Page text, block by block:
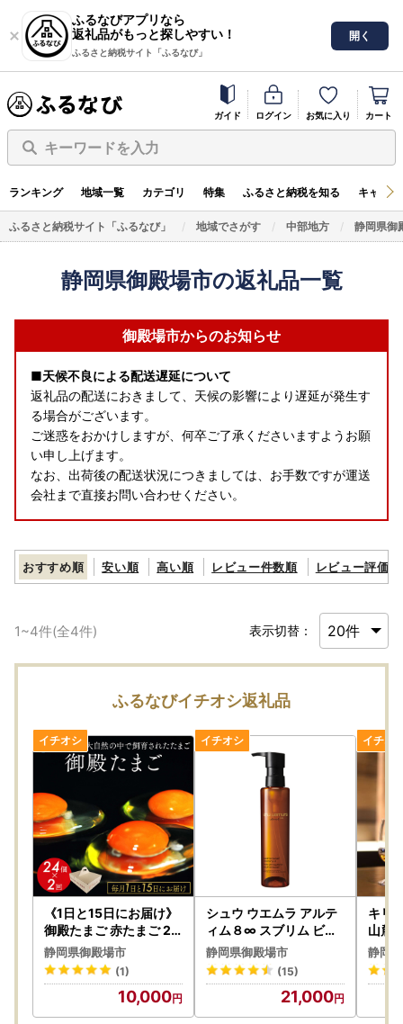
ふるなびアプリなら
返礼品がもっと探しやすい！
ふるさと納税サイト「ふるなび」
開く
ガイド ログイン お気に入り カート
キーワードを入力
ランキング 地域一覧 カテゴリ 特集 ふるさと納税を知る キャン
ふるさと納税サイト「ふるなび」 地域でさがす 中部地方 静岡県御
静岡県御殿場市の返礼品一覧
御殿場市からのお知らせ
■天候不良による配送遅延について
返礼品の配送におきまして、天候の影響により遅延が発生す
る場合がございます。
ご迷惑をおかけしますが、何卒ご了承くださいますようお願
い申し上げます。
なお、出荷後の配送状況につきましては、お手数ですが運送
会社まで直接お問い合わせください。
おすすめ順 安い順 高い順 レビュー件数順 レビュー評価順
1~4件(全4件) 表示切替：
ふるなびイチオシ返礼品
《1日と15日にお届け》
御殿たまご 赤たまご 24
個入×月2回（破損保障
含む）（6個入モウルド
パック×4P入）◇ ｜ 卵
タマゴ 玉子 たまごかけ
ご飯 生卵 鶏卵 卵焼き 国
静岡県御殿場市
(1)
10,000
シュウ ウエムラ アルテ
ィム８∞ スブリム ビュ
ーティ クレンジング オ
イルn 150ml ｜ ロレア
ル クレンジング クレン
ジングオイル スキンケ
ア メイク落とし 化粧品
静岡県御殿場市
(15)
21,000
キリ
山麓
ド
ー 洋
静岡